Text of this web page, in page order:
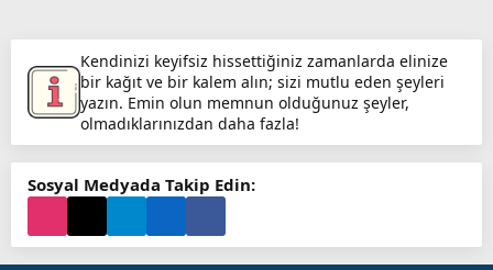
Kendinizi keyifsiz hissettiğiniz zamanlarda elinize
bir kağıt ve bir kalem alın; sizi mutlu eden şeyleri
yazın. Emin olun memnun olduğunuz şeyler,
olmadıklarınızdan daha fazla!
Sosyal Medyada Takip Edin: